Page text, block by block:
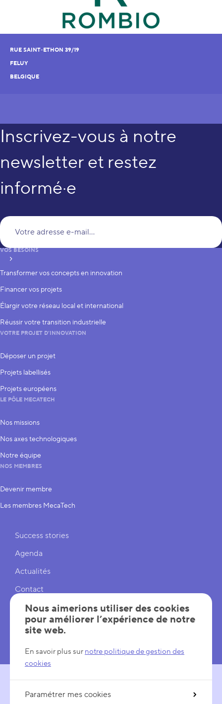
RUE SAINT-ETHON 39/19
FELUY
BELGIQUE
Inscrivez-vous à notre
newsletter et restez
informé·e
S’inscrire
VOS BESOINS
Transformer vos concepts en innovation
Financer vos projets
Élargir votre réseau local et international
Réussir votre transition industrielle
VOTRE PROJET D’INNOVATION
Déposer un projet
Projets labellisés
Projets européens
LE PÔLE MECATECH
Nos missions
Nos axes technologiques
Notre équipe
NOS MEMBRES
Devenir membre
Les membres MecaTech
Liens rapides
Success stories
Agenda
Actualités
Contact
Cookies
Réglages cookies
SUIVEZ-NOUS
Nous aimerions utiliser des cookies
pour améliorer l’expérience de notre
site web.
En savoir plus sur notre politique de gestion des
cookies
Paramétrer mes cookies